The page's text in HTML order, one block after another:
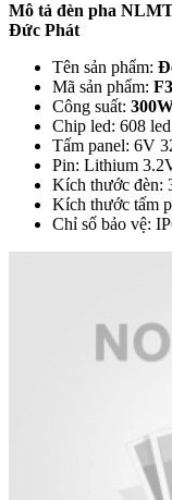
Mô tả đèn pha
Đức Phát
Tên sản phẩm:
Mã sản phẩm:
Công suất:
Chip led: 608
Tấm panel: 6V
Pin: Lithium
Kích thước đèn:
Kích thước tấm
Chỉ số bảo vệ: